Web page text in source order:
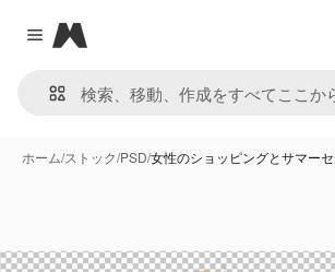
Close menu
Magnific
ホーム/ストック/PSD/女性のショッピングとサマー